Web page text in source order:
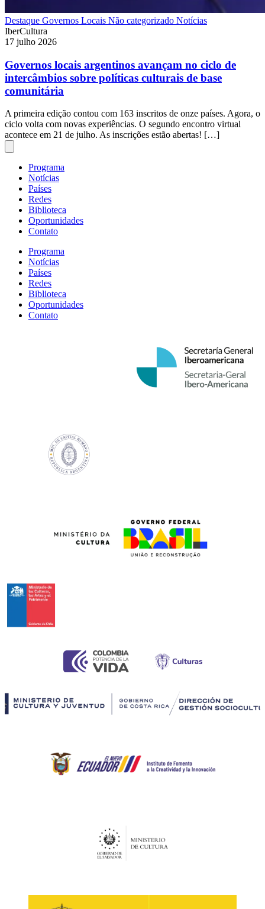
Destaque Governos Locais Não categorizado Notícias
IberCultura
17 julho 2026
Governos locais argentinos avançam no ciclo de
intercâmbios sobre políticas culturais de base
comunitária
A primeira edição contou com 163 inscritos de onze países. Agora, o
ciclo volta com novas experiências. O segundo encontro virtual
acontece em 21 de julho. As inscrições estão abertas! […]
Programa
Notícias
Países
Redes
Biblioteca
Oportunidades
Contato
Programa
Notícias
Países
Redes
Biblioteca
Oportunidades
Contato